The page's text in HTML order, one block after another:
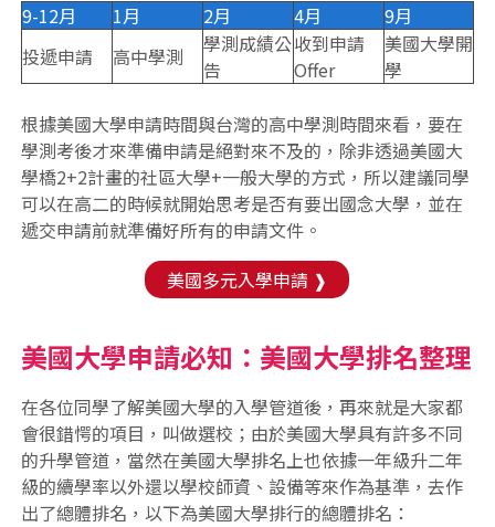
9-12月 1月 2月 4月
9月
投遞申請
高中學測
學測成績公
告
收到申請
Offer
美國大學開
學
根據美國大學申請時間與台灣的高中學測時間來看，要在
學測考後才來準備申請是絕對來不及的，除非透過美國大
學橋2+2計畫的社區大學+一般大學的方式，所以建議同學
可以在高二的時候就開始思考是否有要出國念大學，並在
遞交申請前就準備好所有的申請文件。
美國多元入學申請 ❱
美國大學申請必知：美國大學排名整理
在各位同學了解美國大學的入學管道後，再來就是大家都
會很錯愕的項目，叫做選校；由於美國大學具有許多不同
的升學管道，當然在美國大學排名上也依據一年級升二年
級的續學率以外還以學校師資、設備等來作為基準，去作
出了總體排名，以下為美國大學排行的總體排名：